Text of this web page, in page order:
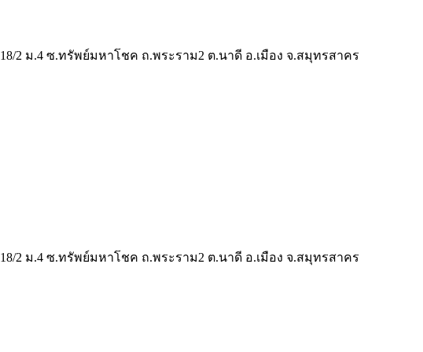
18/2 ม.4 ซ.ทรัพย์มหาโชค ถ.พระราม2 ต.นาดี อ.เมือง จ.สมุทรสาคร
18/2 ม.4 ซ.ทรัพย์มหาโชค ถ.พระราม2 ต.นาดี อ.เมือง จ.สมุทรสาคร